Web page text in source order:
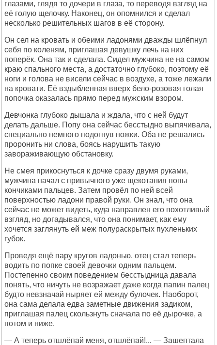
глазами, глядя то дочери в глаза, то переводя взгляд на
её голую щелочку. Наконец, он опомнился и сделал
несколько решительных шагов в её сторону.
Он сел на кровать и обеими ладонями дважды шлёпнул
себя по коленям, приглашая девушку лечь на них
поперёк. Она так и сделала. Сидел мужчина не на самом
краю спального места, а достаточно глубоко, поэтому её
ноги и голова не висели сейчас в воздухе, а тоже лежали
на кровати. Её вздыбленная вверх бело-розовая голая
попочка оказалась прямо перед мужским взором.
Девчонка глубоко дышала и ждала, что с ней будут
делать дальше. Попу она сейчас бесстыдно выпячивала,
специально немного подогнув ножки. Оба не решались
проронить ни слова, боясь нарушить такую
завораживающую обстановку.
Не смея прикоснуться к дочке сразу двумя руками,
мужчина начал с привычного уже щекотания попы
кончиками пальцев. Затем провёл по ней всей
поверхностью ладони правой руки. Он знал, что она
сейчас не может видеть, куда направлен его похотливый
взгляд, но догадывался, что она понимает, как ему
хочется заглянуть ей меж полураскрытых пухленьких
губок.
Проведя ещё пару кругов ладонью, отец стал теперь
водить по попке своей девочки одним пальцем.
Постепенно своим поведением бесстыдница давала
понять, что ничуть не возражает даже когда папин палец
будто невзначай ныряет ей между булочек. Наоборот,
она сама делала едва заметные движения задиком,
приглашая палец скользнуть сначала по её дырочке, а
потом и ниже.
— А теперь отшлёпай меня, отшлёпай!... — Зашептала